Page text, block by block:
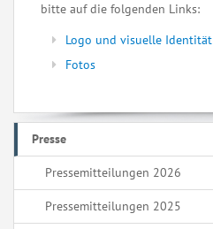
bitte auf die folgenden Links:
Logo und visuelle Identität
Fotos
Presse
Pressemitteilungen 2026
Pressemitteilungen 2025